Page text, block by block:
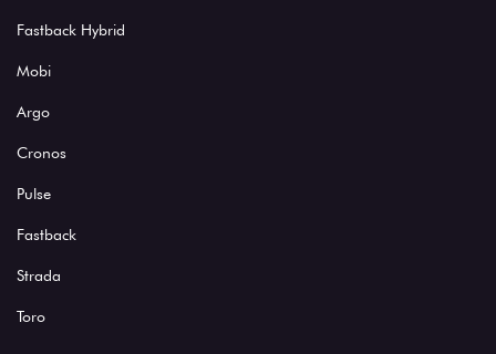
Fastback Hybrid
Mobi
Argo
Cronos
Pulse
Fastback
Strada
Toro